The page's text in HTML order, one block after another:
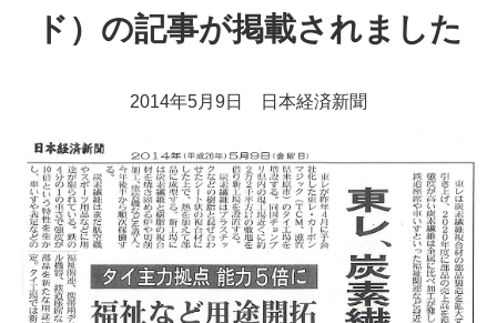
ド）の記事が掲載されました
2014年5月9日 日本経済新聞